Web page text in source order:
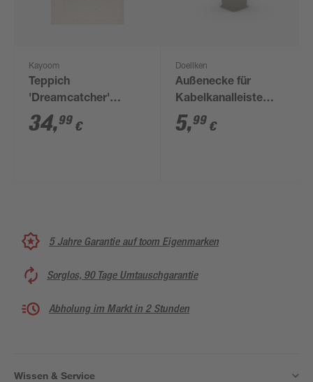
Kayoom
Teppich
'Dreamcatcher'
elfenbeinfarben 80 x
150 cm
34,99 €
Doellken
Außenecke für
Kabelkanalleiste
'Cubica 60'
champagner
5,99 €
5 Jahre Garantie auf toom Eigenmarken
Sorglos, 90 Tage Umtauschgarantie
Abholung im Markt in 2 Stunden
Wissen & Service